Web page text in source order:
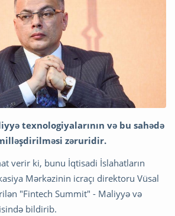
texnologiyalarının və bu sahədə
zəruridir.
verir ki, bunu İqtisadi İslahatların
Mərkəzinin icraçı direktoru Vüsal
"Fintech Summit" - Maliyyə və
bildirib.